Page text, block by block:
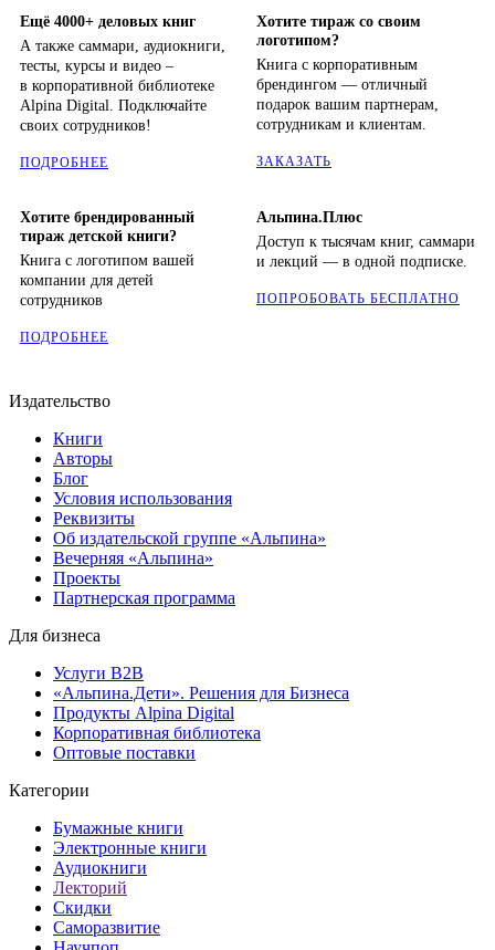
Ещё 4000+ деловых книг
А также саммари, аудиокниги,
тесты, курсы и видео –
в корпоративной библиотеке
Alpina Digital. Подключайте
своих сотрудников!
ПОДРОБНЕЕ
Хотите тираж со своим
логотипом?
Книга с корпоративным
брендингом — отличный
подарок вашим партнерам,
сотрудникам и клиентам.
ЗАКАЗАТЬ
Хотите брендированный
тираж детской книги?
Книга с логотипом вашей
компании для детей
сотрудников
ПОДРОБНЕЕ
Альпина.Плюс
Доступ к тысячам книг, саммари
и лекций — в одной подписке.
ПОПРОБОВАТЬ БЕСПЛАТНО
Издательство
Книги
Авторы
Блог
Условия использования
Реквизиты
Об издательской группе «Альпина»
Вечерняя «Альпина»
Проекты
Партнерская программа
Для бизнеса
Услуги B2B
«Альпина.Дети». Решения для Бизнеса
Продукты Alpina Digital
Корпоративная библиотека
Оптовые поставки
Категории
Бумажные книги
Электронные книги
Аудиокниги
Лекторий
Скидки
Саморазвитие